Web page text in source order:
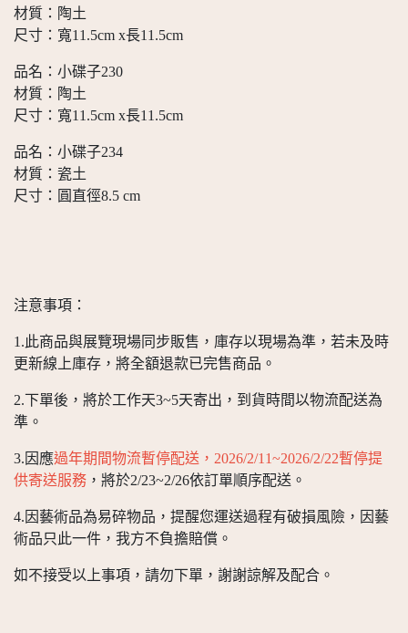
材質：陶土
尺寸：寬11.5cm x長11.5cm
品名：小碟子230
材質：陶土
尺寸：寬11.5cm x長11.5cm
品名：小碟子234
材質：瓷土
尺寸：圓直徑8.5 cm
注意事項：
1.此商品與展覽現場同步販售，庫存以現場為準，若未及時
更新線上庫存，將全額退款已完售商品。
2.下單後，將於工作天3~5天寄出，到貨時間以物流配送為
準。
3.因應過年期間物流暫停配送，2026/2/11~2026/2/22暫停提
供寄送服務 ，將於2/23~2/26依訂單順序配送。
4.因藝術品為易碎物品，提醒您運送過程有破損風險，因藝
術品只此一件，我方不負擔賠償。
如不接受以上事項，請勿下單，謝謝諒解及配合。